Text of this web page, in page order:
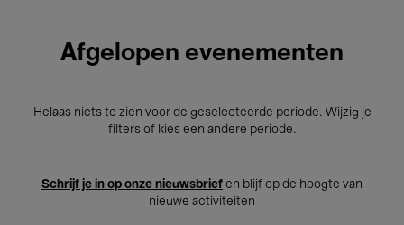
Afgelopen evenementen
Helaas niets te zien voor de geselecteerde periode. Wijzig je
filters of kies een andere periode.
Schrijf je in op onze nieuwsbrief en blijf op de hoogte van
nieuwe activiteiten